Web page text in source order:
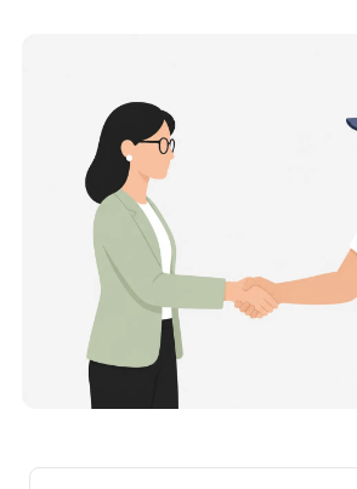
Die Anfrage über AWL Zentrum ist
unverbindlich. Sie beschreiben Ihr
mehrere Festpreis-Angebote geprüfter
Großenhain und zahlen nur, wenn Sie
entscheiden.
Warum liegt die Preisspanne in
zwischen 980 € und 2.780 €?
Der Preis richtet sich vor allem nach
des Hausstands: eine kleine,
eher bei 980 €, ein vollgestelltes
Dachboden eher bei 2.780 €.
Wertgegenstände wirken unabhängig